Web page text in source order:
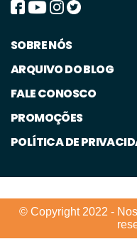
SOBRE NÓS
ARQUIVO DO BLOG
FALE CONOSCO
PROMOÇÕES
POLÍTICA DE
© Copyright 2022 -